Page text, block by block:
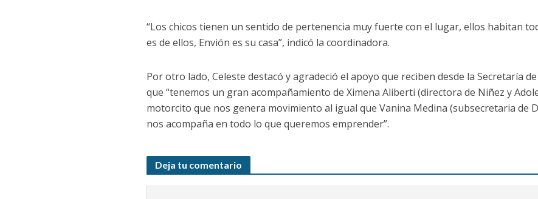
“Los chicos tienen un sentido de pertenencia muy fuerte con el lugar, ellos habitan
es de ellos, Envión es su casa”, indicó la coordinadora.
Por otro lado, Celeste destacó y agradeció el apoyo que reciben desde la Secretaría
que “tenemos un gran acompañamiento de Ximena Aliberti (directora de Niñez y
motorcito que nos genera movimiento al igual que Vanina Medina (subsecretaria de
nos acompaña en todo lo que queremos emprender”.
Deja tu comentario